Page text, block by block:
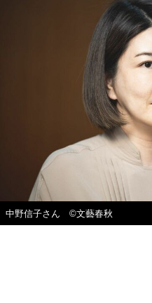
中野信子さん ©文藝春秋